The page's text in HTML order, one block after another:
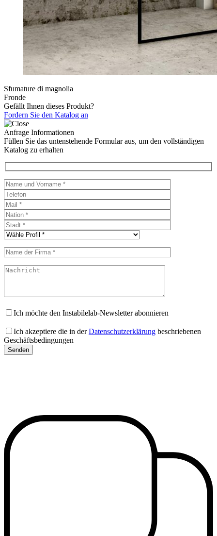
Sfumature di magnolia
Fronde
Gefällt Ihnen dieses Produkt?
Fordern Sie den Katalog an
Anfrage Informationen
Füllen Sie das untenstehende Formular aus, um den vollständigen
Katalog zu erhalten
Ich möchte den Instabilelab-Newsletter abonnieren
Ich akzeptiere die in derDatenschutzerklärung beschriebenen
Geschäftsbedingungen